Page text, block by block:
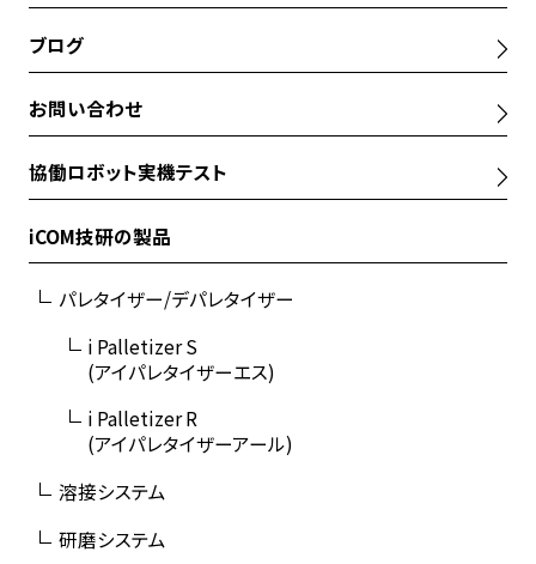
ブログ
お問い合わせ
協働ロボット実機テスト
iCOM技研の製品
パレタイザー/デパレタイザー
i Palletizer S
(アイパレタイザーエス)
i Palletizer R
(アイパレタイザーアール)
溶接システム
研磨システム